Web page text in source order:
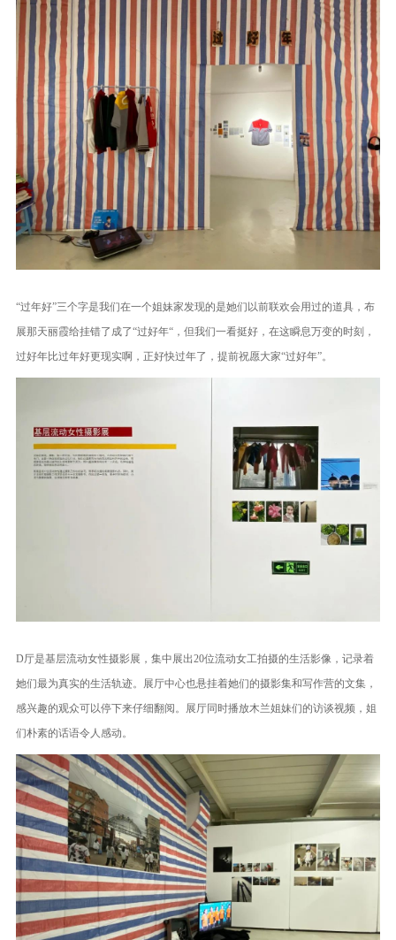
“过年好”三个字是我们在一个姐妹家发现的是她们以前联欢会用过的道具，布
展那天丽霞给挂错了成了“过好年“，但我们一看挺好，在这瞬息万变的时刻，
过好年比过年好更现实啊，正好快过年了，提前祝愿大家“过好年”。
D厅是基层流动女性摄影展，集中展出20位流动女工拍摄的生活影像，记录着
她们最为真实的生活轨迹。展厅中心也悬挂着她们的摄影集和写作营的文集，
感兴趣的观众可以停下来仔细翻阅。展厅同时播放木兰姐妹们的访谈视频，姐
们朴素的话语令人感动。